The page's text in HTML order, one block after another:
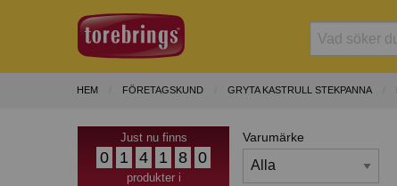
HEM FÖRETAGSKUND GRYTA KASTRULL STEKPANNA
Just nu finns
0 1 4 1 8 0
produkter i
Varumärke